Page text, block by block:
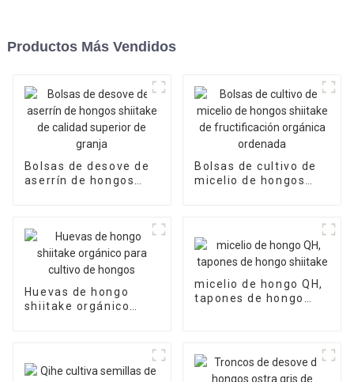
Productos Más Vendidos
Bolsas de desove de
aserrín de hongos
Bolsas de cultivo de
micelio de hongos
Huevas de hongo
shiitake orgánico
micelio de hongo QH,
tapones de hongo